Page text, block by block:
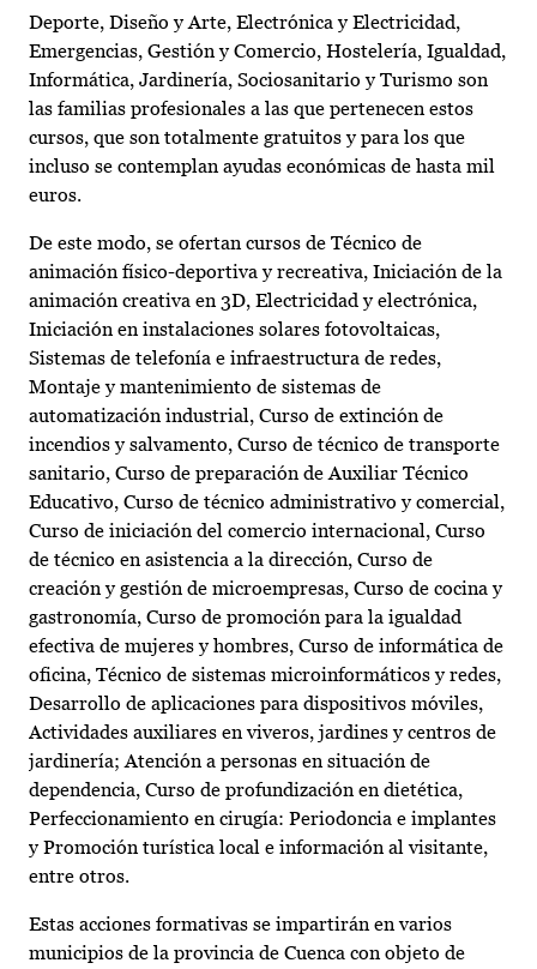
Deporte, Diseño y Arte, Electrónica y Electricidad,
Emergencias, Gestión y Comercio, Hostelería, Igualdad,
Informática, Jardinería, Sociosanitario y Turismo son
las familias profesionales a las que pertenecen estos
cursos, que son totalmente gratuitos y para los que
incluso se contemplan ayudas económicas de hasta mil
euros.
De este modo, se ofertan cursos de Técnico de
animación físico-deportiva y recreativa, Iniciación de la
animación creativa en 3D, Electricidad y electrónica,
Iniciación en instalaciones solares fotovoltaicas,
Sistemas de telefonía e infraestructura de redes,
Montaje y mantenimiento de sistemas de
automatización industrial, Curso de extinción de
incendios y salvamento, Curso de técnico de transporte
sanitario, Curso de preparación de Auxiliar Técnico
Educativo, Curso de técnico administrativo y comercial,
Curso de iniciación del comercio internacional, Curso
de técnico en asistencia a la dirección, Curso de
creación y gestión de microempresas, Curso de cocina y
gastronomía, Curso de promoción para la igualdad
efectiva de mujeres y hombres, Curso de informática de
oficina, Técnico de sistemas microinformáticos y redes,
Desarrollo de aplicaciones para dispositivos móviles,
Actividades auxiliares en viveros, jardines y centros de
jardinería; Atención a personas en situación de
dependencia, Curso de profundización en dietética,
Perfeccionamiento en cirugía: Periodoncia e implantes
y Promoción turística local e información al visitante,
entre otros.
Estas acciones formativas se impartirán en varios
municipios de la provincia de Cuenca con objeto de